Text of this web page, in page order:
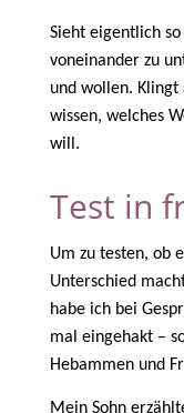
Sieht eigentlich
voneinander zu
und wollen.
wissen, welches
will.
Test in
Um zu testen, ob
Unterschied
habe ich bei
mal eingehakt –
Hebammen und
Mein Sohn